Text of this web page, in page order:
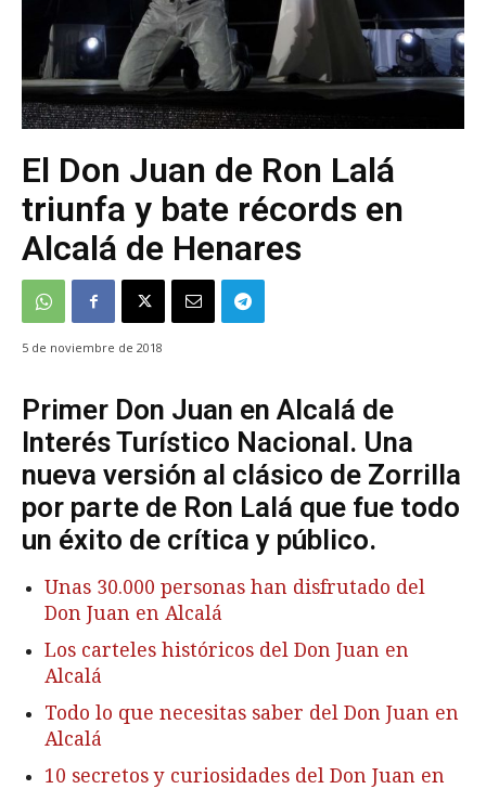
El Don Juan de Ron Lalá
triunfa y bate récords en
Alcalá de Henares
5 de noviembre de 2018
Primer Don Juan en Alcalá de
Interés Turístico Nacional. Una
nueva versión al clásico de Zorrilla
por parte de Ron Lalá que fue todo
un éxito de crítica y público.
Unas 30.000 personas han disfrutado del
Don Juan en Alcalá
Los carteles históricos del Don Juan en
Alcalá
Todo lo que necesitas saber del Don Juan en
Alcalá
10 secretos y curiosidades del Don Juan en